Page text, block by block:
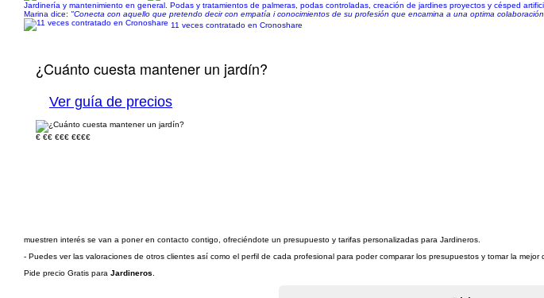
Jardinería y mantenimiento en general. Podas y tratamientos de palmeras, podas controladas, creación de jardines proyectos y césped
Marina dice: "Conecta con aquello que pretendo decir con empatía i conocimientos de su profesión que encamina a una optima
11 veces contratado en Cronoshare
¿Cuánto cuesta mantener un jardín?
Ver guía de precios
€ €€ €€€ €€€€
muestren interés se van a poner en contacto contigo, ofreciéndote un presupuesto y tarifas personalizadas para Jardineros.
- Puedes ver las valoraciones de otros clientes así como el perfil de cada profesional para poder comparar los presupuestos y tomar la mejor
Pide precio Gratis para Jardineros